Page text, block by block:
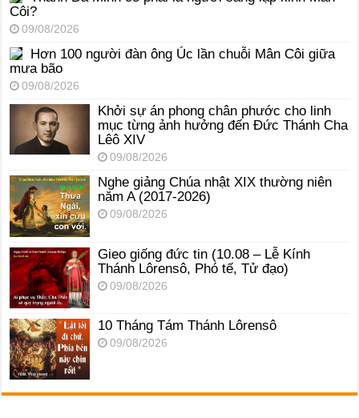
Côi?
09/08/2026
Hơn 100 người đàn ông Úc lần chuỗi Mân Côi giữa
mưa bão
09/08/2026
Khởi sự án phong chân phước cho linh
mục từng ảnh hưởng đến Đức Thánh Cha
Lêô XIV
09/08/2026
Nghe giảng Chúa nhật XIX thường niên
năm A (2017-2026)
09/08/2026
Gieo giống đức tin (10.08 – Lễ Kính
Thánh Lôrensô, Phó tế, Tử đạo)
09/08/2026
10 Tháng Tám Thánh Lôrensô
09/08/2026